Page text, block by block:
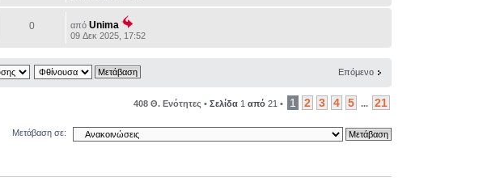
0 απόUnima
09 Δεκ 2025, 17:52
Επόμενο
408 Θ. Ενότητες • Σελίδα 1 από 21 • 1 2 3 4 5 ... 21
Μετάβαση σε: